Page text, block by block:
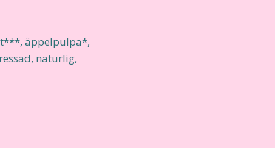
äppelpulpa*,
naturlig,